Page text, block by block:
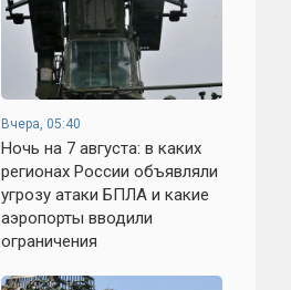
Вчера, 05:40
Ночь на 7 августа: в каких
регионах России объявляли
угрозу атаки БПЛА и какие
аэропорты вводили
ограничения